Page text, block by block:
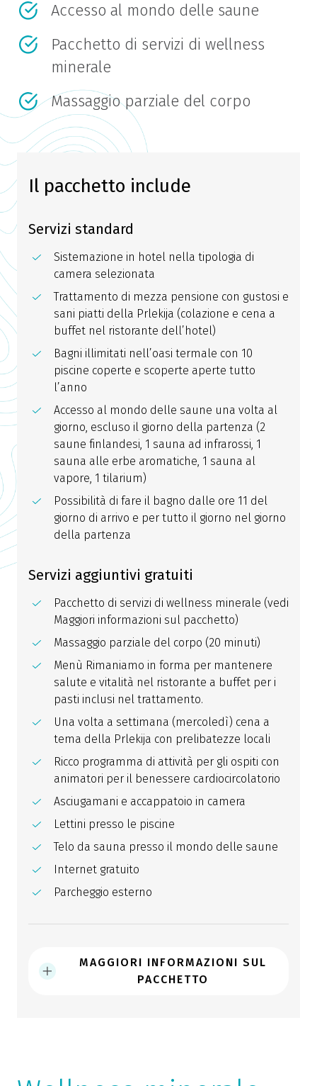
Accesso al mondo delle saune
Pacchetto di servizi di wellness
minerale
Massaggio parziale del corpo
Il pacchetto include
Servizi standard
Sistemazione in hotel nella tipologia di
camera selezionata
Trattamento di mezza pensione con gustosi e
sani piatti della Prlekija (colazione e cena a
buffet nel ristorante dell’hotel)
Bagni illimitati nell’oasi termale con 10
piscine coperte e scoperte aperte tutto
l’anno
Accesso al mondo delle saune una volta al
giorno, escluso il giorno della partenza (2
saune finlandesi, 1 sauna ad infrarossi, 1
sauna alle erbe aromatiche, 1 sauna al
vapore, 1 tilarium)
Possibilità di fare il bagno dalle ore 11 del
giorno di arrivo e per tutto il giorno nel giorno
della partenza
Servizi aggiuntivi gratuiti
Pacchetto di servizi di wellness minerale (vedi
Maggiori informazioni sul pacchetto)
Massaggio parziale del corpo (20 minuti)
Menù Rimaniamo in forma per mantenere
salute e vitalità nel ristorante a buffet per i
pasti inclusi nel trattamento.
Una volta a settimana (mercoledì) cena a
tema della Prlekija con prelibatezze locali
Ricco programma di attività per gli ospiti con
animatori per il benessere cardiocircolatorio
Asciugamani e accappatoio in camera
Lettini presso le piscine
Telo da sauna presso il mondo delle saune
Internet gratuito
Parcheggio esterno
MAGGIORI INFORMAZIONI SUL
PACCHETTO